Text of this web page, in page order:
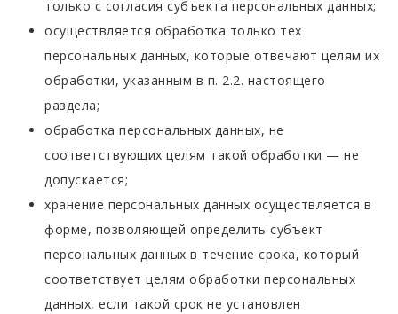
только с согласия субъекта персональных данных;
осуществляется обработка только тех
персональных данных, которые отвечают целям их
обработки, указанным в п. 2.2. настоящего
раздела;
обработка персональных данных, не
соответствующих целям такой обработки — не
допускается;
хранение персональных данных осуществляется в
форме, позволяющей определить субъект
персональных данных в течение срока, который
соответствует целям обработки персональных
данных, если такой срок не установлен